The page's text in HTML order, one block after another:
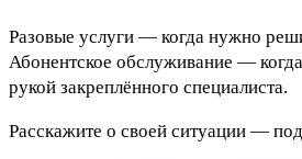
Разовые услуги — когда нужно
Абонентское обслуживание —
рукой закреплённого специалиста.
Расскажите о своей ситуации —